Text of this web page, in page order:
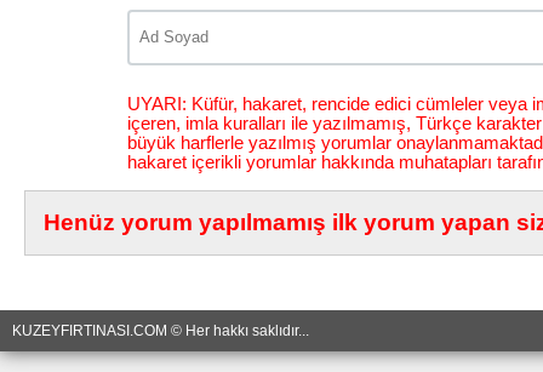
UYARI: Küfür, hakaret, rencide edici cümleler veya
içeren, imla kuralları ile yazılmamış, Türkçe
büyük harflerle yazılmış yorumlar
hakaret içerikli yorumlar hakkında muhatapları
Henüz yorum yapılmamış ilk yorum yapan
KUZEYFIRTINASI.COM © Her hakkı saklıdır...